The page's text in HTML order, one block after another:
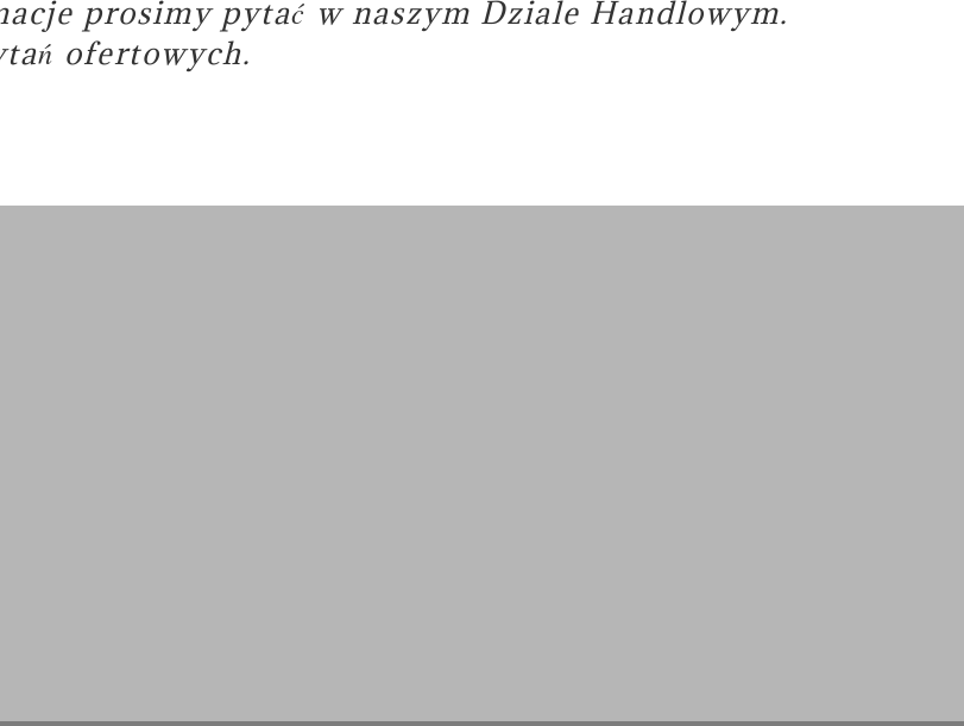
prosimy pytać w naszym Dziale Handlowym.
ofertowych.